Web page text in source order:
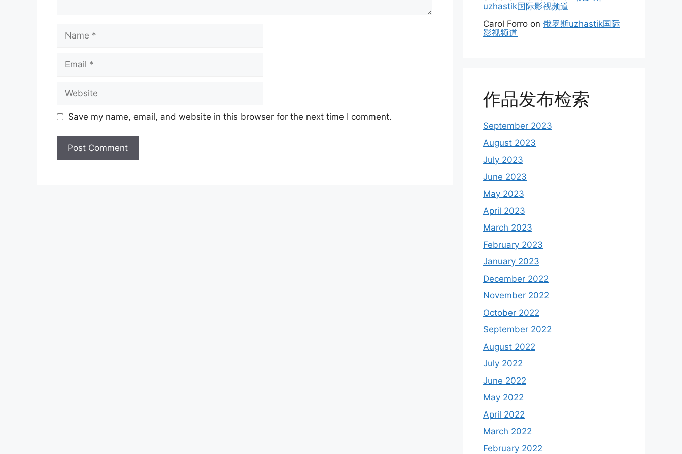
Name
Email
Website
Save my name, email, and website in this browser for the next time I comment.
uzhastik国际影视频道
Carol Forro on 俄罗斯uzhastik国际
影视频道
作品发布检索
September 2023
August 2023
July 2023
June 2023
May 2023
April 2023
March 2023
February 2023
January 2023
December 2022
November 2022
October 2022
September 2022
August 2022
July 2022
June 2022
May 2022
April 2022
March 2022
February 2022